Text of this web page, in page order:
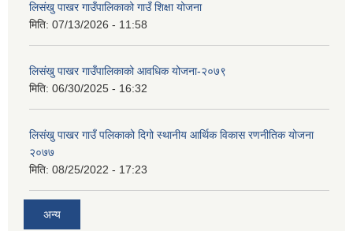
लिसंखु पाखर गाउँपालिकाको गाउँ शिक्षा योजना
मिति: 07/13/2026 - 11:58
लिसंखु पाखर गाउँपालिकाको आवधिक योजना-२०७९
मिति: 06/30/2025 - 16:32
लिसंखु पाखर गाउँ पलिकाको दिगो स्थानीय आर्थिक विकास रणनीतिक योजना
२०७७
मिति: 08/25/2022 - 17:23
अन्य